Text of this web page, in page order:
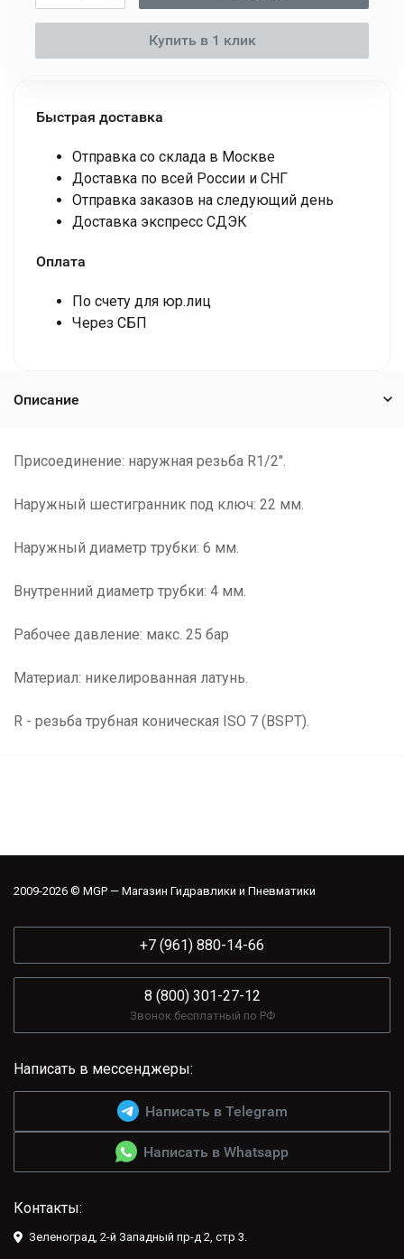
Купить в 1 клик
Быстрая доставка
Отправка со склада в Москве
Доставка по всей России и СНГ
Отправка заказов на следующий день
Доставка экспресс СДЭК
Оплата
По счету для юр.лиц
Через СБП
Описание
Присоединение: наружная резьба R1/2".
Наружный шестигранник под ключ: 22 мм.
Наружный диаметр трубки: 6 мм.
Внутренний диаметр трубки: 4 мм.
Рабочее давление: макс. 25 бар
Материал: никелированная латунь.
R - резьба трубная коническая ISO 7 (BSPT).
2009-2026 © MGP — Магазин Гидравлики и Пневматики
+7 (961) 880-14-66
8 (800) 301-27-12
Звонок бесплатный по РФ
Написать в мессенджеры:
Написать в Telegram
Написать в Whatsapp
Контакты:
Зеленоград, 2-й Западный пр-д 2, стр 3.